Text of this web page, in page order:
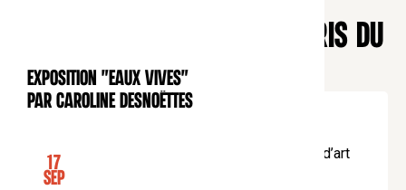
EXPOSITION
Exposition "Eaux Vives"
par Caroline Desnoëttes
17
Sep
TABLEAUX DU DIOCÈSE DE PARIS DU
XVE AU XXE SIÈCLE
DuMercredi18
.
10au Samedi16
.12de10:00
En partenariat avec la Commission diocésaine d’art
sacré du diocèse de Paris